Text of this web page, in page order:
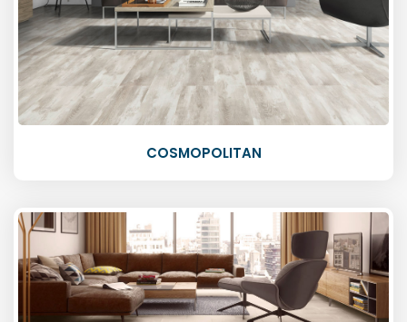
COSMOPOLITAN